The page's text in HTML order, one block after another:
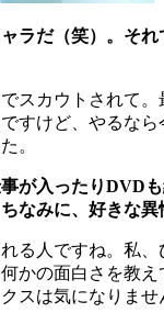
ラだ（笑）。それ
スカウトされて。
すけど、やるな
。
が入ったりDVD
なみに、好きな異
る人ですね。私、
かの面白さを教え
スは気になりませ